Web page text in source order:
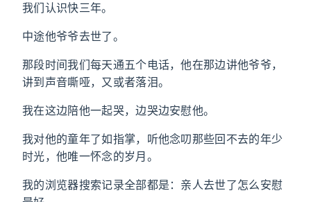
我们认识快三年。
中途他爷爷去世了。
那段时间我们每天通五个电话，他在那边讲他爷爷，
讲到声音嘶哑，又或者落泪。
我在这边陪他一起哭，边哭边安慰他。
我对他的童年了如指掌，听他念叨那些回不去的年少
时光，他唯一怀念的岁月。
我的浏览器搜索记录全部都是：亲人去世了怎么安慰